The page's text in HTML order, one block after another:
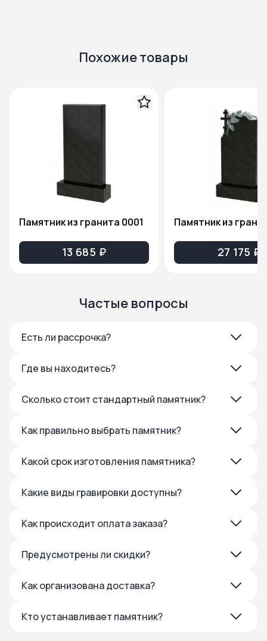
Похожие товары
Памятник из гранита 0001
13 685 ₽ 27 175 ₽
Частые вопросы
Есть ли рассрочка?
Где вы находитесь?
Сколько стоит стандартный памятник?
Как правильно выбрать памятник?
Какой срок изготовления памятника?
Какие виды гравировки доступны?
Как происходит оплата заказа?
Предусмотрены ли скидки?
Как организована доставка?
Кто устанавливает памятник?